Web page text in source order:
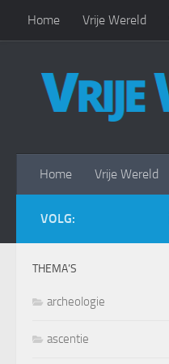
Doorgaan naar inhoud
Home Vrije Wereld
Home Vrije Wereld
VOLG:
THEMA’S
archeologie
ascentie